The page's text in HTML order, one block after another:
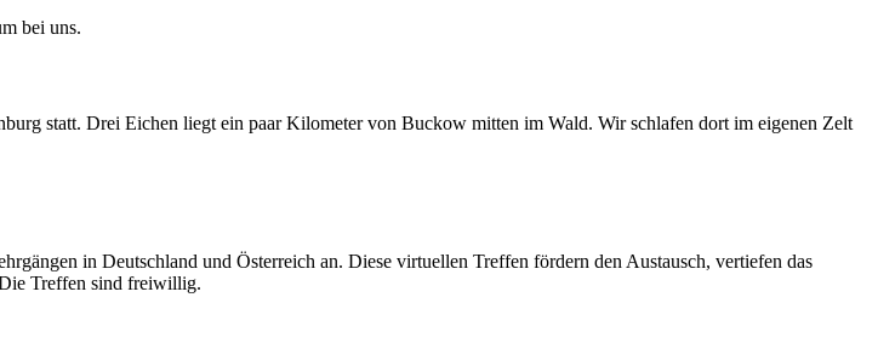
bei uns.
statt. Drei Eichen liegt ein paar Kilometer von Buckow mitten im Wald. Wir schlafen dort im eigenen Zelt
in Deutschland und Österreich an. Diese virtuellen Treffen fördern den Austausch, vertiefen das
Treffen sind freiwillig.